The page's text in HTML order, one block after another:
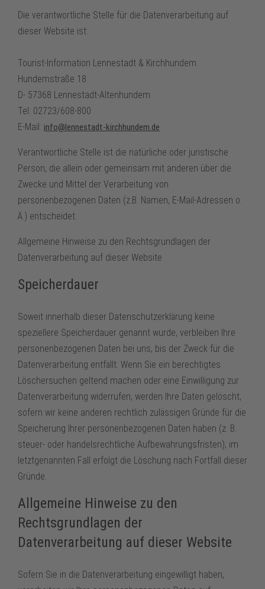
Die verantwortliche Stelle für die Datenverarbeitung auf
dieser Website ist:
Tourist-Information Lennestadt & Kirchhundem
Hundemstraße 18
D- 57368 Lennestadt-Altenhundem
Tel: 02723/608-800
E-Mail: info@lennestadt-kirchhundem.de
Verantwortliche Stelle ist die natürliche oder juristische
Person, die allein oder gemeinsam mit anderen über die
Zwecke und Mittel der Verarbeitung von
personenbezogenen Daten (z.B. Namen, E-Mail-Adressen o.
Ä.) entscheidet.
Allgemeine Hinweise zu den Rechtsgrundlagen der
Datenverarbeitung auf dieser Website
Speicherdauer
Soweit innerhalb dieser Datenschutzerklärung keine
speziellere Speicherdauer genannt wurde, verbleiben Ihre
personenbezogenen Daten bei uns, bis der Zweck für die
Datenverarbeitung entfällt. Wenn Sie ein berechtigtes
Löschersuchen geltend machen oder eine Einwilligung zur
Datenverarbeitung widerrufen, werden Ihre Daten gelöscht,
sofern wir keine anderen rechtlich zulässigen Gründe für die
Speicherung Ihrer personenbezogenen Daten haben (z. B.
steuer- oder handelsrechtliche Aufbewahrungsfristen); im
letztgenannten Fall erfolgt die Löschung nach Fortfall dieser
Gründe.
Allgemeine Hinweise zu den
Rechtsgrundlagen der
Datenverarbeitung auf dieser Website
Sofern Sie in die Datenverarbeitung eingewilligt haben,